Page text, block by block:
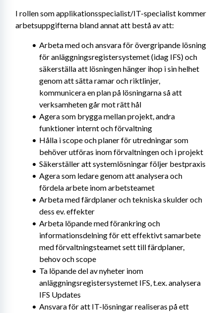
I rollen som applikationsspecialist/IT-specialist kommer
arbetsuppgifterna bland annat att bestå av att:
Arbeta med och ansvara för övergripande lösning
för anläggningsregistersystemet (idag IFS) och
säkerställa att lösningen hänger ihop i sin helhet
genom att sätta ramar och riktlinjer,
kommunicera en plan på lösningarna så att
verksamheten går mot rätt hål
Agera som brygga mellan projekt, andra
funktioner internt och förvaltning
Hålla i scope och planer för utredningar som
behöver utföras inom förvaltningen och i projekt
Säkerställer att systemlösningar följer bestpraxis
Agera som ledare genom att analysera och
fördela arbete inom arbetsteamet
Arbeta med färdplaner och tekniska skulder och
dess ev. effekter
Arbeta löpande med förankring och
informationsdelning för ett effektivt samarbete
med förvaltningsteamet sett till färdplaner,
behov och scope
Ta löpande del av nyheter inom
anläggningsregistersystemet IFS, t.ex. analysera
IFS Updates
Ansvara för att IT-lösningar realiseras på ett